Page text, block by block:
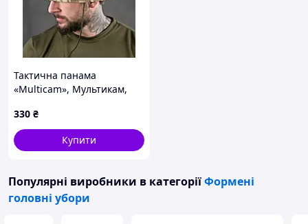
Тактична панама
«Multicam», Мультикам,
330 ₴
Купити
Популярні виробники в категоріїФормені
головні убори